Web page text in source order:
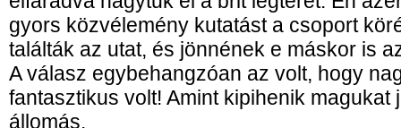
gyors közvélemény kutatást a csoport
találták az utat, és jönnének e máskor is
A válasz egybehangzóan az volt, hogy
fantasztikus volt! Amint kipihenik magukat
állomás.